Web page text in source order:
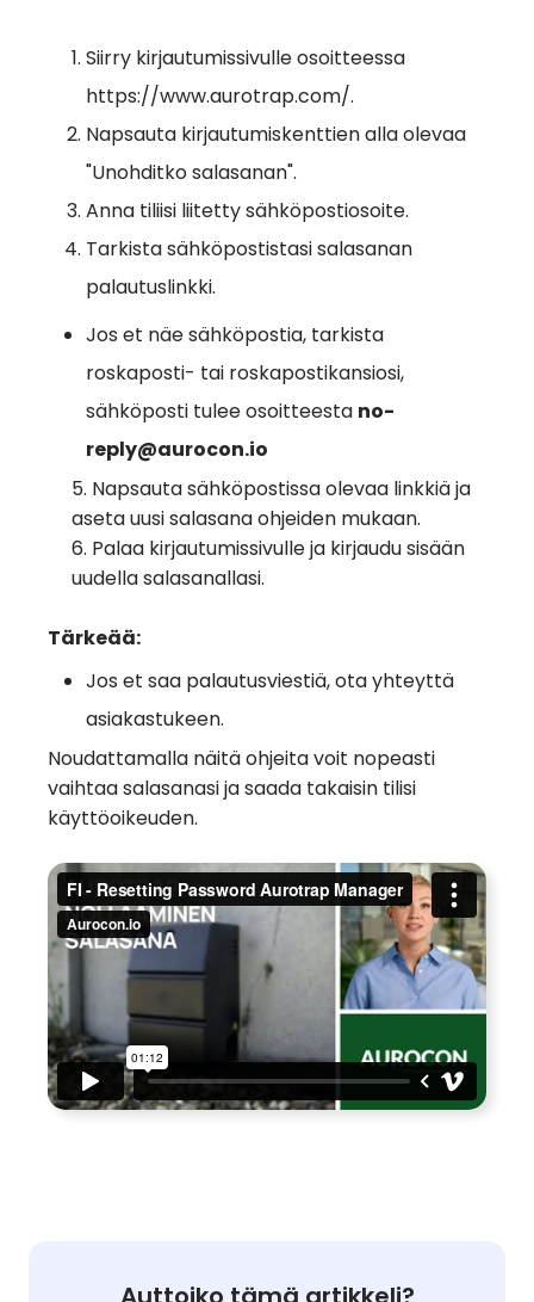
Siirry kirjautumissivulle osoitteessa
https://www.aurotrap.com/.
Napsauta kirjautumiskenttien alla olevaa
"Unohditko salasanan".
Anna tiliisi liitetty sähköpostiosoite.
Tarkista sähköpostistasi salasanan
palautuslinkki.
Jos et näe sähköpostia, tarkista
roskaposti- tai roskapostikansiosi,
sähköposti tulee osoitteesta no-
reply@aurocon.io
5. Napsauta sähköpostissa olevaa linkkiä ja
aseta uusi salasana ohjeiden mukaan.
6. Palaa kirjautumissivulle ja kirjaudu sisään
uudella salasanallasi.
Tärkeää:
Jos et saa palautusviestiä, ota yhteyttä
asiakastukeen.
Noudattamalla näitä ohjeita voit nopeasti
vaihtaa salasanasi ja saada takaisin tilisi
käyttöoikeuden.